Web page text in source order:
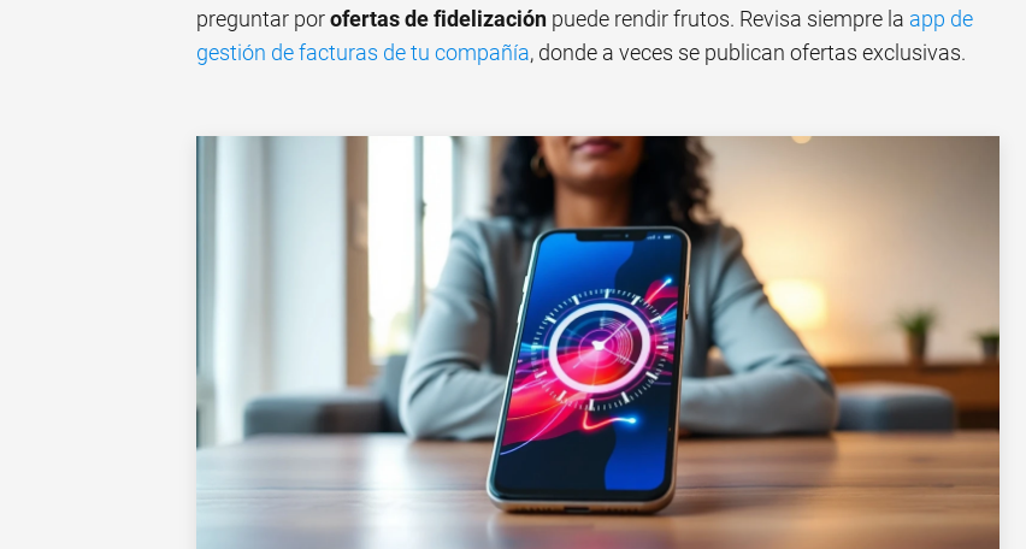
preguntar porofertas de fidelización puede rendir frutos. Revisa siempre la app de
gestión de facturas de tu compañía, donde a veces se publican ofertas exclusivas.